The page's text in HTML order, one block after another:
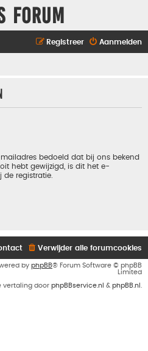
Forum
Aanmelden
Registreer
bedoeld dat bij ons bekend
hebt gewijzigd, is dit het e-
registratie.
Verwijder alle forumcookies
by phpBB® Forum Software © phpBB
Limited
vertaling door phpBBservice.nl & phpBB.nl .